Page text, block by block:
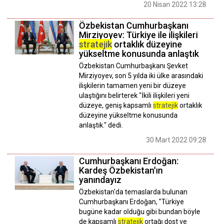
20 Nisan 2022 13:28
Özbekistan Cumhurbaşkanı
Mirziyoyev: Türkiye ile ilişkileri
stratejik ortaklık düzeyine
yükseltme konusunda anlaştık
Özbekistan Cumhurbaşkanı Şevket
Mirziyoyev, son 5 yılda iki ülke arasındaki
ilişkilerin tamamen yeni bir düzeye
ulaştığını belirterek "İkili ilişkileri yeni
düzeye, geniş kapsamlı stratejikortaklık
düzeyine yükseltme konusunda
anlaştık." dedi.
30 Mart 2022 09:28
Cumhurbaşkanı Erdoğan:
Kardeş Özbekistan'ın
yanındayız
Özbekistan'da temaslarda bulunan
Cumhurbaşkanı Erdoğan, "Türkiye
bugüne kadar olduğu gibi bundan böyle
de kapsamlı stratejikortağı dost ve